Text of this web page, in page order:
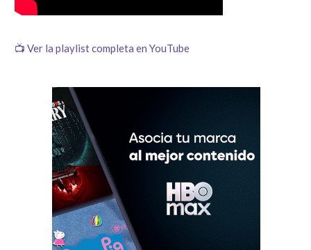
📺 Ver la playlist completa en YouTube